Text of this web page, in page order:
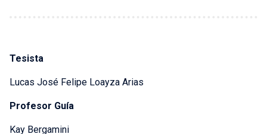
Tesista
Lucas José Felipe Loayza Arias
Profesor Guía
Kay Bergamini